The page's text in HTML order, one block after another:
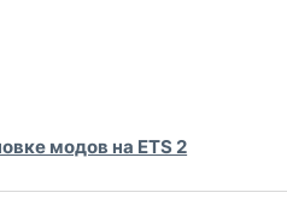
модов на ETS 2